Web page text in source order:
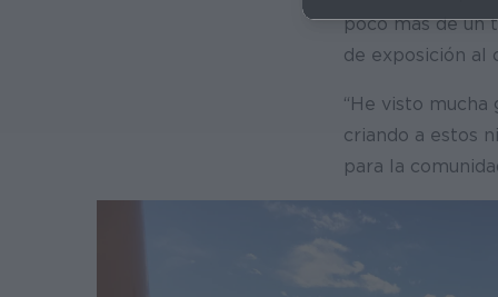
poco más de un
de exposición al
“He visto
criando a estos
para la